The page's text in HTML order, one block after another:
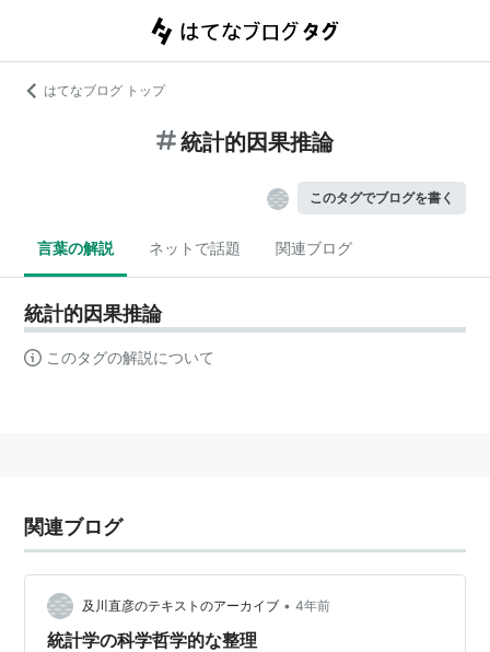
はてなブログ トップ
統計的因果推論
このタグでブログを書く
言葉の解説 ネットで話題 関連ブログ
統計的因果推論
このタグの解説について
関連ブログ
及川直彦のテキストのアーカイブ • 4年前
統計学の科学哲学的な整理